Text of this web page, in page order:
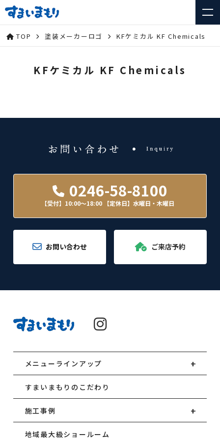
TOP 塗装メーカーロゴ KFケミカル KF Chemicals
KFケミカル KF Chemicals
0246-58-8100
【受付】10:00～18:00 【定休日】水曜日・木曜日
お問い合わせ ご来店予約
メニューラインアップ
すまいまもりのこだわり
施工事例
地域最大級ショールーム